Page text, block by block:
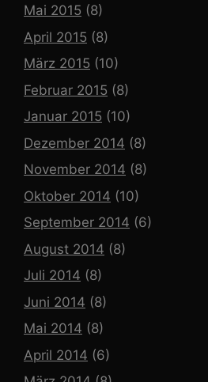
Mai 2015 (8)
April 2015 (8)
März 2015 (10)
Februar 2015 (8)
Januar 2015 (10)
Dezember 2014 (8)
November 2014 (8)
Oktober 2014 (10)
September 2014 (6)
August 2014 (8)
Juli 2014 (8)
Juni 2014 (8)
Mai 2014 (8)
April 2014 (6)